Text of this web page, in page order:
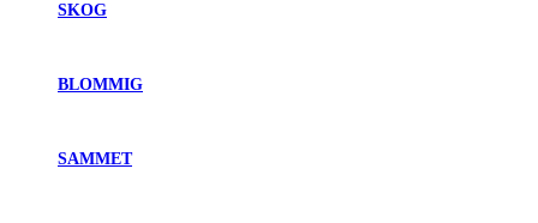
SKOG
BLOMMIG
SAMMET